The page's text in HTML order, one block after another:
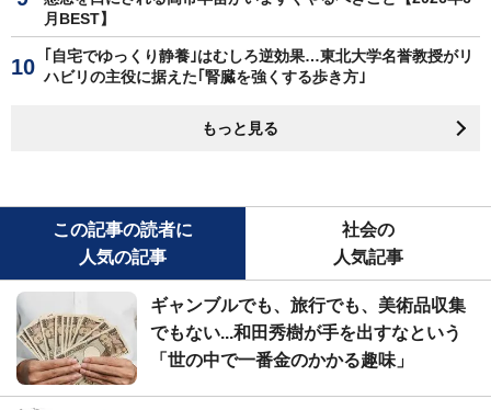
月BEST】
｢自宅でゆっくり静養｣はむしろ逆効果…東北大学名誉教授がリ
ハビリの主役に据えた｢腎臓を強くする歩き方｣
もっと見る
この記事の読者に
人気の記事
社会の
人気記事
ギャンブルでも、旅行でも、美術品収集
でもない...和田秀樹が手を出すなという
「世の中で一番金のかかる趣味」